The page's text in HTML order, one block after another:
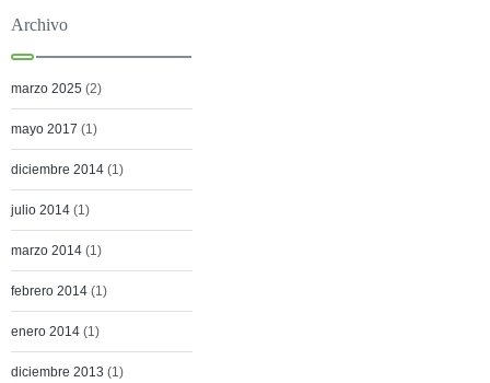
Archivo
marzo 2025 (2)
mayo 2017 (1)
diciembre 2014 (1)
julio 2014 (1)
marzo 2014 (1)
febrero 2014 (1)
enero 2014 (1)
diciembre 2013 (1)